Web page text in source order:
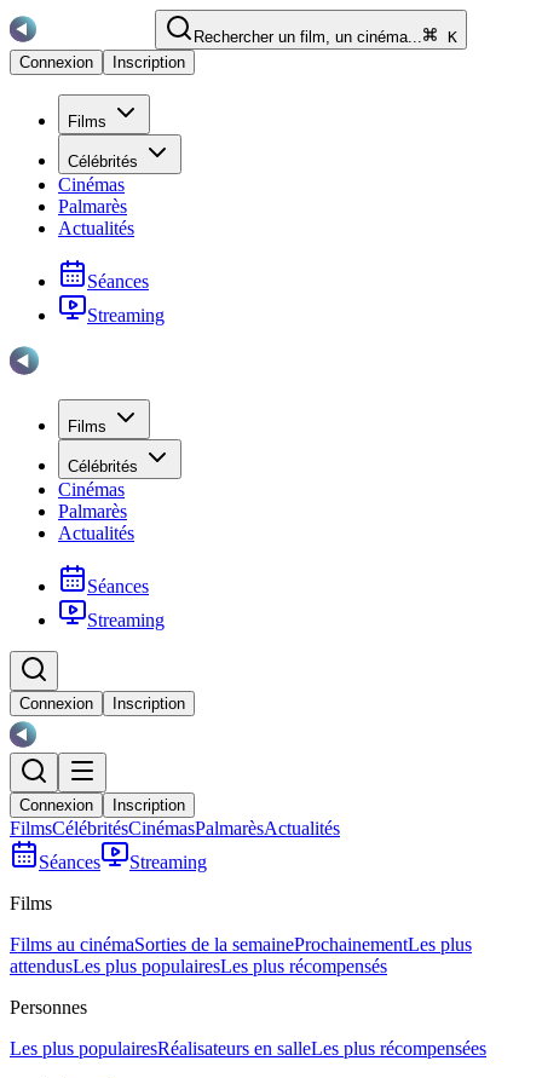
Rechercher un film, un cinéma...
K
Connexion
Inscription
Films
Célébrités
Cinémas
Palmarès
Actualités
Séances
Streaming
Films
Célébrités
Cinémas
Palmarès
Actualités
Séances
Streaming
Connexion Inscription
Connexion Inscription
FilmsCélébritésCinémasPalmarèsActualités
Séances
Streaming
Films
Films au cinémaSorties de la semaineProchainementLes plus
attendusLes plus populairesLes plus récompensés
Personnes
Les plus populairesRéalisateurs en salleLes plus récompensées